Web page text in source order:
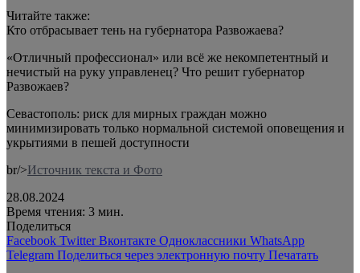
Читайте также:
Кто отбрасывает тень на губернатора Развожаева?
«Отличный профессионал» или всё же некомпетентный и
нечистый на руку управленец? Что решит губернатор
Развожаев?
Севастополь: риск для мирных граждан можно
минимизировать только нормальной системой оповещения и
укрытиями в пешей доступности
br/>Источник текста и Фото
28.08.2024
Время чтения: 3 мин.
Поделиться
Facebook Twitter Вконтакте Одноклассники WhatsApp
Telegram Поделиться через электронную почту Печатать